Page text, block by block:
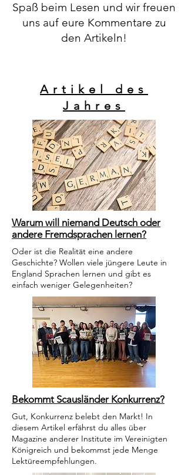
Spaß beim Lesen und wir freuen
uns auf eure Kommentare zu
den Artikeln!
Artikel des
Jahres
Warum will niemand Deutsch oder
andere Fremdsprachen lernen?
Oder ist die Realität eine andere
Geschichte? Wollen viele jüngere Leute in
England Sprachen lernen und gibt es
einfach weniger Gelegenheiten?
Bekommt Scausländer Konkurrenz?
Gut, Konkurrenz belebt den Markt! In
diesem Artikel erfährst du alles über
Magazine anderer Institute im Vereinigten
Königreich und bekommst jede Menge
Lektüreempfehlungen.